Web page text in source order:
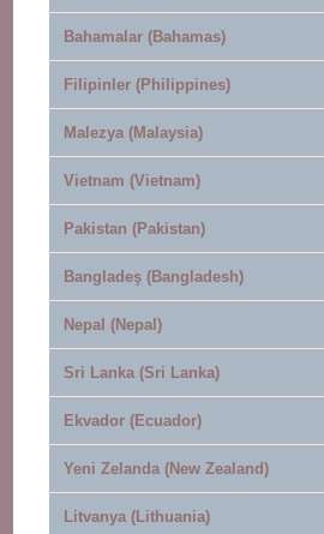
Bahamalar (Bahamas)
Filipinler (Philippines)
Malezya (Malaysia)
Vietnam (Vietnam)
Pakistan (Pakistan)
Bangladeş (Bangladesh)
Nepal (Nepal)
Sri Lanka (Sri Lanka)
Ekvador (Ecuador)
Yeni Zelanda (New Zealand)
Litvanya (Lithuania)